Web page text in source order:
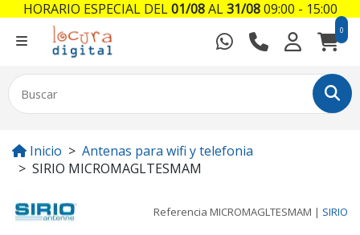
0
Inicio
Antenas para wifi y telefonia
SIRIO MICROMAGLTESMAM
Referencia MICROMAGLTESMAM | SIRIO
HORARIO ESPECIAL DEL01/08AL31/0809:00 - 15:00